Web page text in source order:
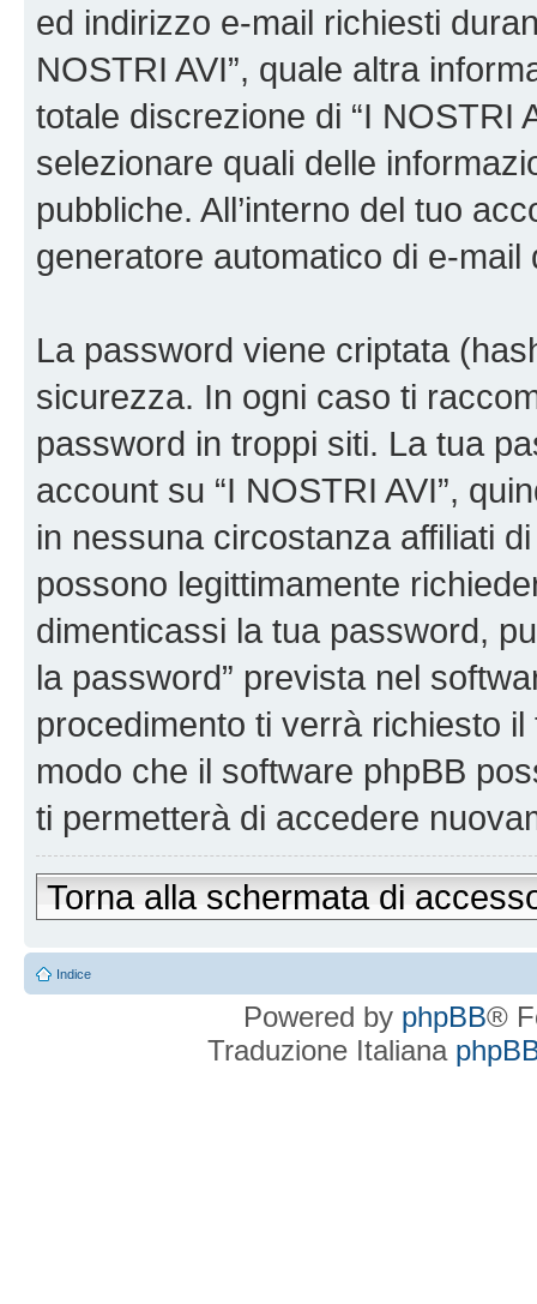
ed indirizzo e-mail richiesti
NOSTRI AVI”, quale altra
totale discrezione di “I NOSTRI
selezionare quali delle
pubbliche. All’interno del tuo
generatore automatico di e-mail
La password viene criptata
sicurezza. In ogni caso ti
password in troppi siti. La tua
account su “I NOSTRI AVI”,
in nessuna circostanza affiliati
possono legittimamente
dimenticassi la tua password,
la password” prevista nel
procedimento ti verrà richiesto
modo che il software phpBB
ti permetterà di accedere
Torna alla schermata di
Indice
Powered by phpBB®
Traduzione Italiana